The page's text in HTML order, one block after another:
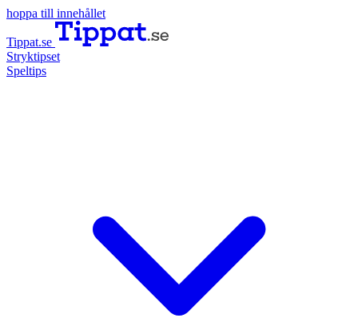
hoppa till innehållet
Tippat.se
Stryktipset
Speltips